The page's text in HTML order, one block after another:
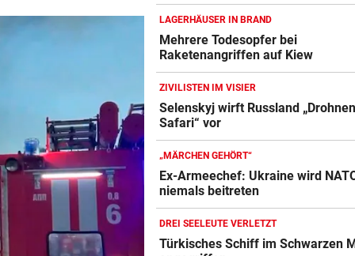
LIEFERING VERLIERT
Enttäuschende Zweitliga-
Rückkehr nach Grödig
Fehlstart komplett! Nächste
für St. Pölten
WANDERER AUSGEFLOGEN
Wieder Muren nach
Dramatik im Valser Tal
IN GREENSBORO
Straka verpasst bei PGA-
LAGERHÄUSER IN BRAND
Mehrere Todesopfer bei
Raketenangriffen auf Kiew
ZIVILISTEN IM VISIER
Selenskyj wirft Russland
Safari“ vor
„MÄRCHEN GEHÖRT“
Ex-Armeechef: Ukraine wird
niemals beitreten
DREI SEELEUTE VERLETZT
Türkisches Schiff im Schwarzen